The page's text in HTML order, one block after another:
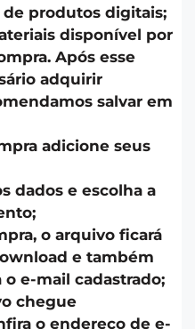
de produtos digitais;
disponível por
Após esse
adquirir
salvar em
adicione seus
dados e escolha a
o arquivo ficará
e também
o e-mail cadastrado;
chegue
o endereço de e-